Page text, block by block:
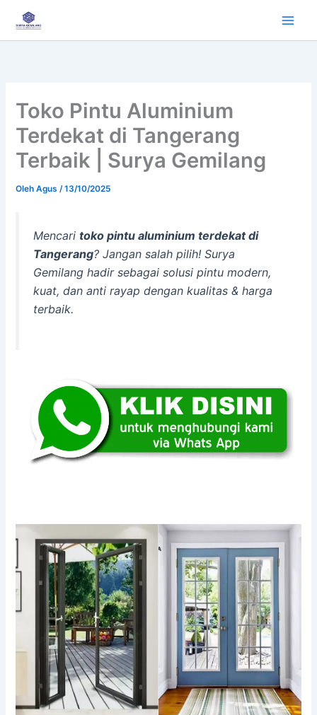
konten
Toko Pintu Aluminium
Terdekat di Tangerang
Terbaik | Surya Gemilang
OlehAgus /13/10/2025
Mencaritoko pintu aluminium terdekat di
Tangerang? Jangan salah pilih! Surya
Gemilang hadir sebagai solusi pintu modern,
kuat, dan anti rayap dengan kualitas & harga
terbaik.